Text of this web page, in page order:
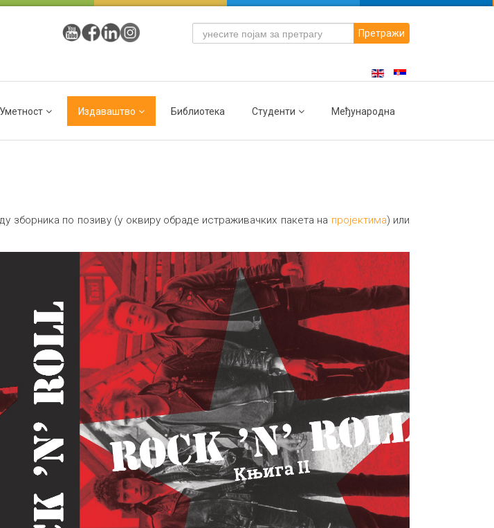
Претражи
Уметност Издаваштво Библиотека Студенти Међународна
зборника по позиву (у оквиру обраде истраживачких пакета на пројектима) или